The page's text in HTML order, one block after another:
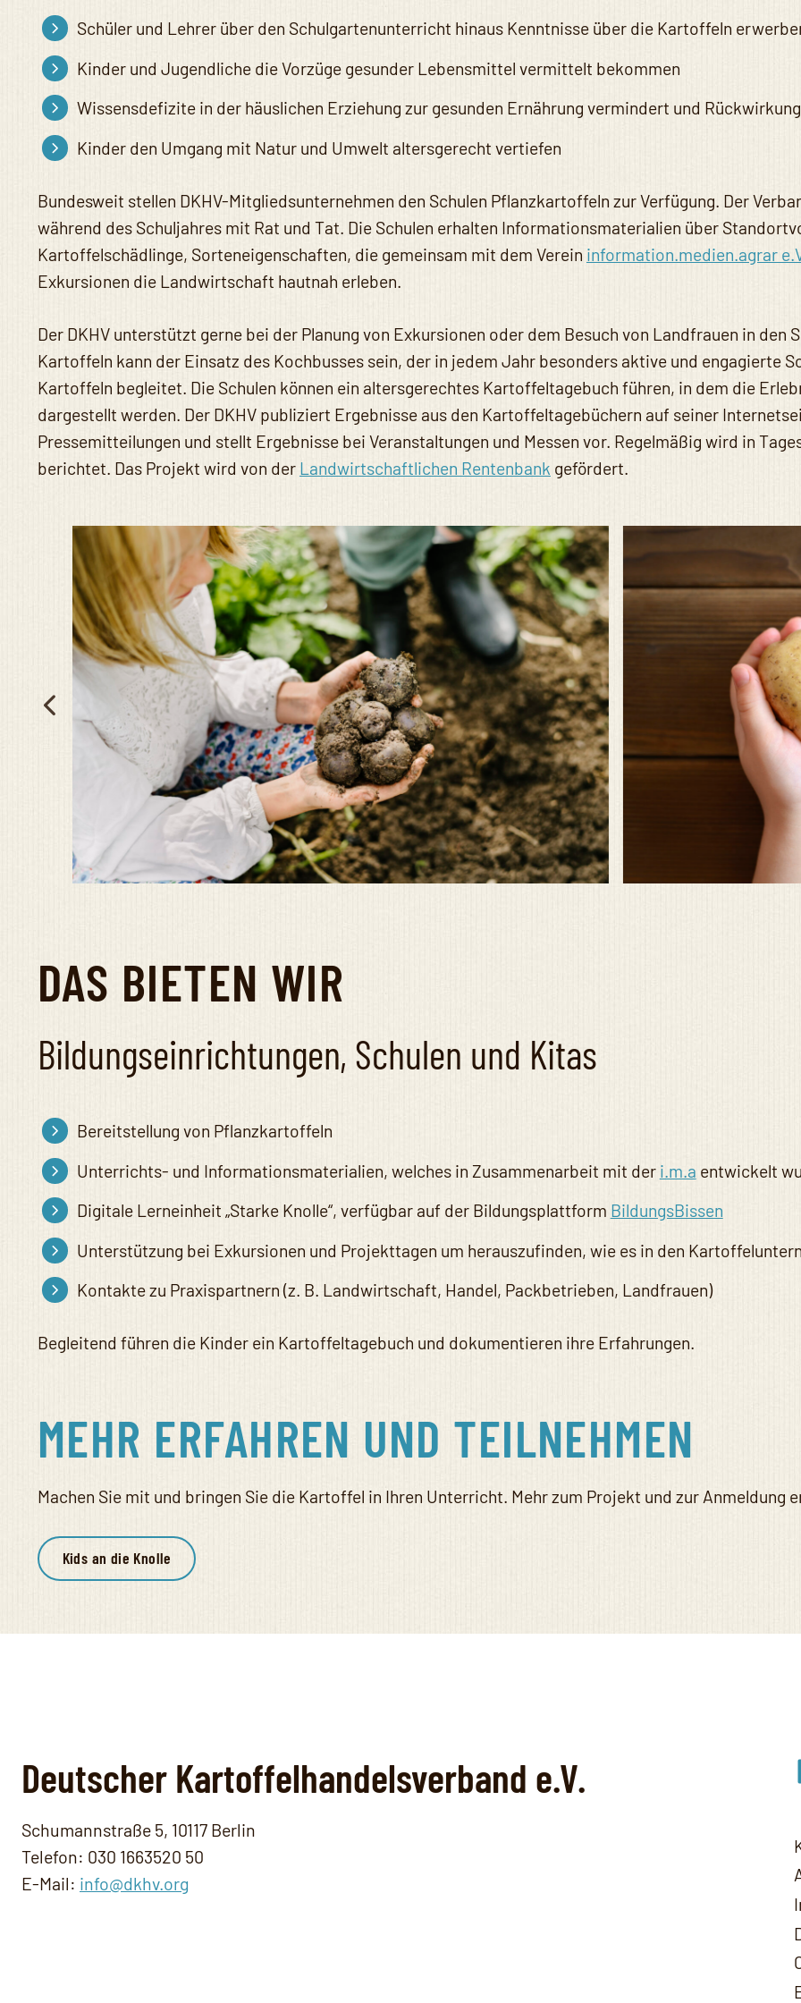
Schüler und Lehrer über den Schulgartenunterricht hinaus Kenntnisse über die Kartoffeln
Kinder und Jugendliche die Vorzüge gesunder Lebensmittel vermittelt bekommen
Wissensdefizite in der häuslichen Erziehung zur gesunden Ernährung vermindert und
Kinder den Umgang mit Natur und Umwelt altersgerecht vertiefen
Bundesweit stellen DKHV-Mitgliedsunternehmen den Schulen Pflanzkartoffeln zur Verfügung. Der
während des Schuljahres mit Rat und Tat. Die Schulen erhalten Informationsmaterialien über
Kartoffelschädlinge, Sorteneigenschaften, die gemeinsam mit dem Verein information.medien.agrar
Exkursionen die Landwirtschaft hautnah erleben.
Der DKHV unterstützt gerne bei der Planung von Exkursionen oder dem Besuch von Landfrauen in den
Kartoffeln kann der Einsatz des Kochbusses sein, der in jedem Jahr besonders aktive und engagierte
Kartoffeln begleitet. Die Schulen können ein altersgerechtes Kartoffeltagebuch führen, in dem die
dargestellt werden. Der DKHV publiziert Ergebnisse aus den Kartoffeltagebüchern auf seiner
Pressemitteilungen und stellt Ergebnisse bei Veranstaltungen und Messen vor. Regelmäßig wird in
berichtet. Das Projekt wird von der Landwirtschaftlichen Rentenbank gefördert.
DAS BIETEN WIR
Bildungseinrichtungen, Schulen und Kitas
Bereitstellung von Pflanzkartoffeln
Unterrichts- und Informationsmaterialien, welches in Zusammenarbeit mit der i.m.a entwickelt
Digitale Lerneinheit „Starke Knolle“, verfügbar auf der Bildungsplattform BildungsBissen
Unterstützung bei Exkursionen und Projekttagen um herauszufinden, wie es in den
Kontakte zu Praxispartnern (z. B. Landwirtschaft, Handel, Packbetrieben, Landfrauen)
Begleitend führen die Kinder ein Kartoffeltagebuch und dokumentieren ihre Erfahrungen.
MEHR ERFAHREN UND TEILNEHMEN
Machen Sie mit und bringen Sie die Kartoffel in Ihren Unterricht. Mehr zum Projekt und zur Anmeldung
Kids an die Knolle
Deutscher Kartoffelhandelsverband e.V.
Schumannstraße 5, 10117 Berlin
Telefon: 030 1663520 50
E-Mail: info@dkhv.org